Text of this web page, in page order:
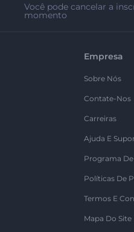
Você pode cancelar a
momento
Empresa
Sobre Nós
Contate-Nos
Carreiras
Ajuda E
Programa
Políticas De
Termos E
Mapa Do Site